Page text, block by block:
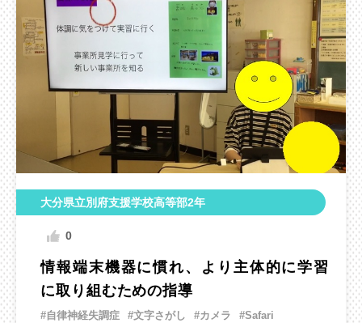
大分県立別府支援学校高等部2年
0
情報端末機器に慣れ、より主体的に学習
に取り組むための指導
#自律神経失調症 #文字さがし #カメラ
#Safari